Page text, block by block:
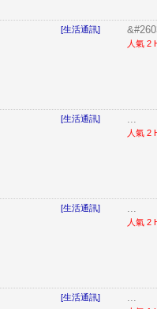
[生活通訊]
人氣 2
[生活通訊] ...
人氣 2
[生活通訊] ...
人氣 2
[生活通訊] ...